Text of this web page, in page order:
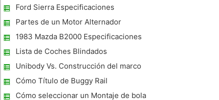
Cruiser?
Ford Sierra Especificaciones
Partes de un Motor Alternador
1983 Mazda B2000 Especificaciones
Lista de Coches Blindados
Unibody Vs. Construcción del marco
Cómo Título de Buggy Rail
Cómo seleccionar un Montaje de bola